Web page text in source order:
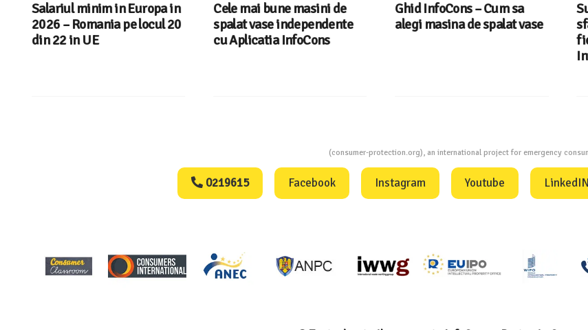
Salariul minim in Europa in
2026 – Romania pe locul 20
din 22 in UE
Cele mai bune masini de
spalat vase independente
cu Aplicatia InfoCons
Ghid InfoCons – Cum sa
alegi masina de spalat vase
(consumer-protection.org), an international project for emergency
0219615 Facebook Instagram Youtube LinkedIN